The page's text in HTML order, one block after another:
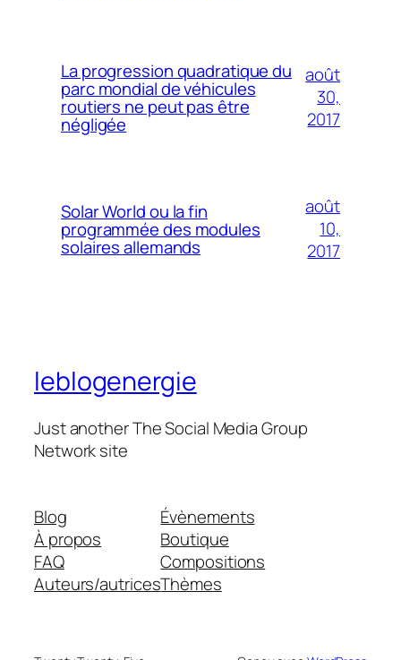
La progression quadratique du
parc mondial de véhicules
routiers ne peut pas être
négligée
août
30,
2017
Solar World ou la fin
programmée des modules
solaires allemands
août
10,
2017
leblogenergie
Just another The Social Media Group
Network site
Blog
À propos
FAQ
Auteurs/autrices
Évènements
Boutique
Compositions
Thèmes